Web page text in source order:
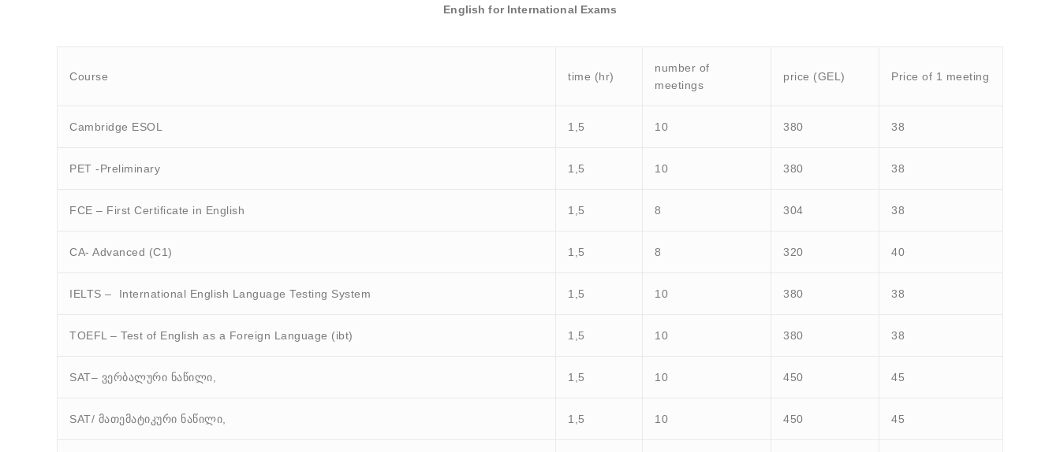
English for International Exams
Course time (hr)
number of
meetings
price (GEL) Price of 1 meeting
Cambridge ESOL 1,5 10 380 38
PET -Preliminary 1,5 10 380 38
FCE – First Certificate in English 1,5 8 304 38
CA- Advanced (C1) 1,5 8 320 40
IELTS – International English Language Testing System 1,5 10 380 38
TOEFL – Test of English as a Foreign Language (ibt) 1,5 10 380 38
SAT– ვერბალური ნაწილი, 1,5 10 450 45
SAT/ მათემატიკური ნაწილი, 1,5 10 450 45